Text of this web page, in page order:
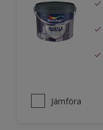
Jämföra